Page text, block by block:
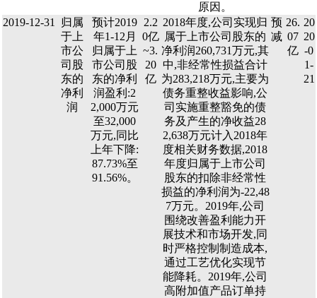
原因。
2019-12-31
归属
于上
市公
司股
东的
净利
润
预计2019
年1-12月
归属于上
市公司股
东的净利
润盈利:2
2,000万元
至32,000
万元,同比
上年下降:
87.73%至
91.56%。
2.2
0亿
~3.
20
亿
2018年度,公司实现归
属于上市公司股东的
净利润260,731万元,其
中,非经常性损益合计
为283,218万元,主要为
债务重整收益影响,公
司实施重整豁免的债
务及产生的净收益28
2,638万元计入2018年
度相关财务数据,2018
年度归属于上市公司
股东的扣除非经常性
损益的净利润为-22,48
7万元。2019年,公司
围绕改善盈利能力开
展技术和市场开发,同
时严格控制制造成本,
通过工艺优化实现节
能降耗。2019年,公司
高附加值产品订单持
预
减
26.
07
亿
20
20
-0
1-
21